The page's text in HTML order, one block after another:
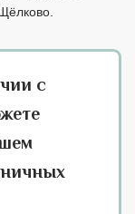
с